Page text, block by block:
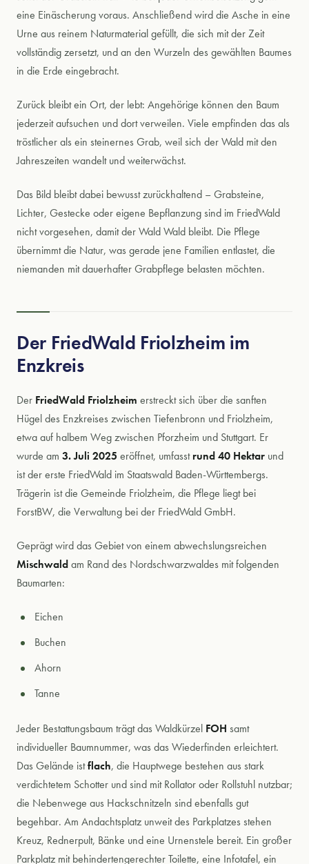
eine Einäscherung voraus. Anschließend wird die Asche in eine
Urne aus reinem Naturmaterial gefüllt, die sich mit der Zeit
vollständig zersetzt, und an den Wurzeln des gewählten Baumes
in die Erde eingebracht.
Zurück bleibt ein Ort, der lebt: Angehörige können den Baum
jederzeit aufsuchen und dort verweilen. Viele empfinden das als
tröstlicher als ein steinernes Grab, weil sich der Wald mit den
Jahreszeiten wandelt und weiterwächst.
Das Bild bleibt dabei bewusst zurückhaltend – Grabsteine,
Lichter, Gestecke oder eigene Bepflanzung sind im FriedWald
nicht vorgesehen, damit der Wald Wald bleibt. Die Pflege
übernimmt die Natur, was gerade jene Familien entlastet, die
niemanden mit dauerhafter Grabpflege belasten möchten.
Der FriedWald Friolzheim im
Enzkreis
Der FriedWald Friolzheim erstreckt sich über die sanften
Hügel des Enzkreises zwischen Tiefenbronn und Friolzheim,
etwa auf halbem Weg zwischen Pforzheim und Stuttgart. Er
wurde am 3. Juli 2025 eröffnet, umfasst rund 40 Hektar und
ist der erste FriedWald im Staatswald Baden-Württembergs.
Trägerin ist die Gemeinde Friolzheim, die Pflege liegt bei
ForstBW, die Verwaltung bei der FriedWald GmbH.
Geprägt wird das Gebiet von einem abwechslungsreichen
Mischwald am Rand des Nordschwarzwaldes mit folgenden
Baumarten:
Eichen
Buchen
Ahorn
Tanne
Jeder Bestattungsbaum trägt das Waldkürzel FOH samt
individueller Baumnummer, was das Wiederfinden erleichtert.
Das Gelände istflach, die Hauptwege bestehen aus stark
verdichtetem Schotter und sind mit Rollator oder Rollstuhl nutzbar;
die Nebenwege aus Hackschnitzeln sind ebenfalls gut
begehbar. Am Andachtsplatz unweit des Parkplatzes stehen
Kreuz, Rednerpult, Bänke und eine Urnenstele bereit. Ein großer
Parkplatz mit behindertengerechter Toilette, eine Infotafel, ein